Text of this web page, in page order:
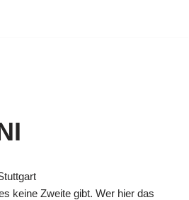
keine Zweite gibt. Wer hier das